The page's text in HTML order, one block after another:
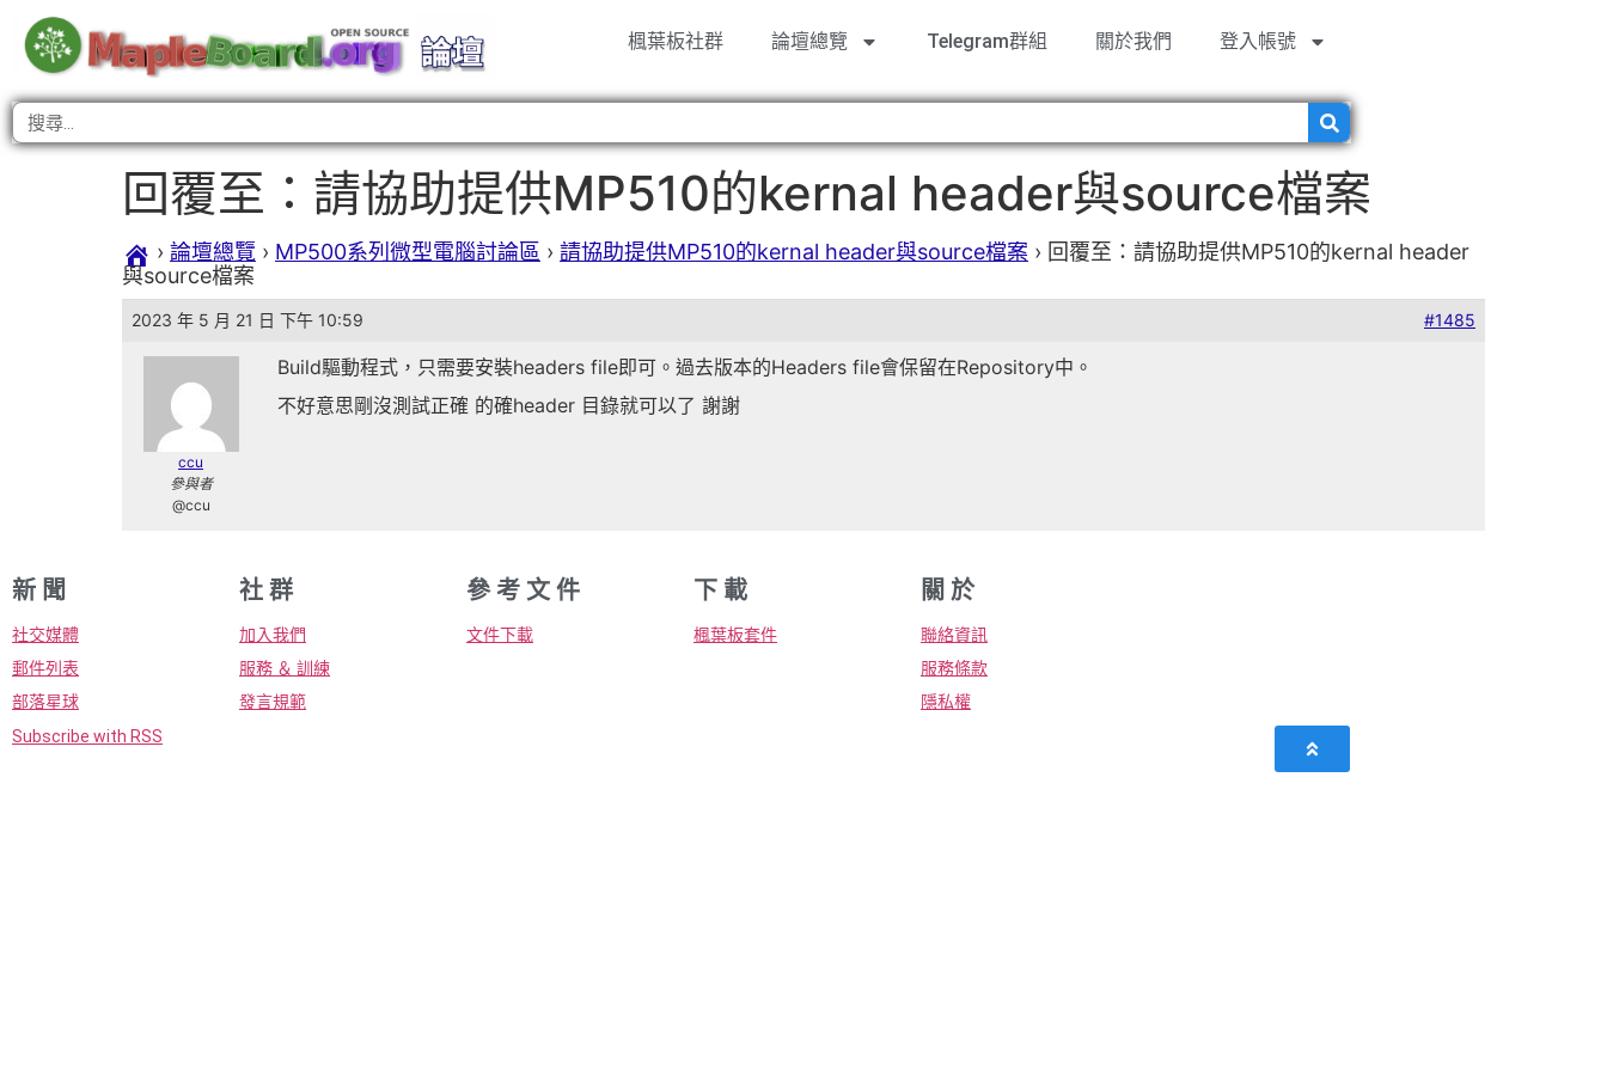
楓葉板社群 論壇總覽 Telegram群組 關於我們 登入帳號
回覆至：請協助提供MP510的kernal header與source檔案
› 論壇總覽 › MP500系列微型電腦討論區 › 請協助提供MP510的kernal header與source檔案 › 回覆至：請協助提供MP510的kernal header
與source檔案
2023 年 5 月 21 日 下午 10:59 #1485
ccu
參與者
@ccu
Build驅動程式，只需要安裝headers file即可。過去版本的Headers file會保留在Repository中。
不好意思剛沒測試正確 的確header 目錄就可以了 謝謝
新 聞
社交媒體
郵件列表
部落星球
Subscribe with RSS
社 群
加入我們
服務 ＆ 訓練
發言規範
參 考 文 件
文件下載
下 載
楓葉板套件
關 於
聯絡資訊
服務條款
隱私權